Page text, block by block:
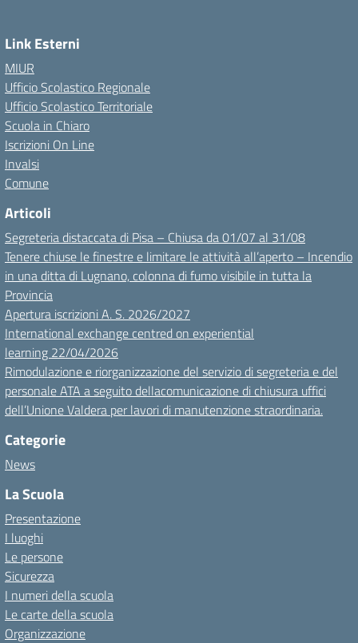
Link Esterni
MIUR
Ufficio Scolastico Regionale
Ufficio Scolastico Territoriale
Scuola in Chiaro
Iscrizioni On Line
Invalsi
Comune
Articoli
Segreteria distaccata di Pisa – Chiusa da 01/07 al 31/08
Tenere chiuse le finestre e limitare le attività all’aperto – Incendio
in una ditta di Lugnano, colonna di fumo visibile in tutta la
Provincia
Apertura iscrizioni A. S. 2026/2027
International exchange centred on experiential
learning 22/04/2026
Rimodulazione e riorganizzazione del servizio di segreteria e del
personale ATA a seguito dellacomunicazione di chiusura uffici
dell’Unione Valdera per lavori di manutenzione straordinaria.
Categorie
News
La Scuola
Presentazione
I luoghi
Le persone
Sicurezza
I numeri della scuola
Le carte della scuola
Organizzazione